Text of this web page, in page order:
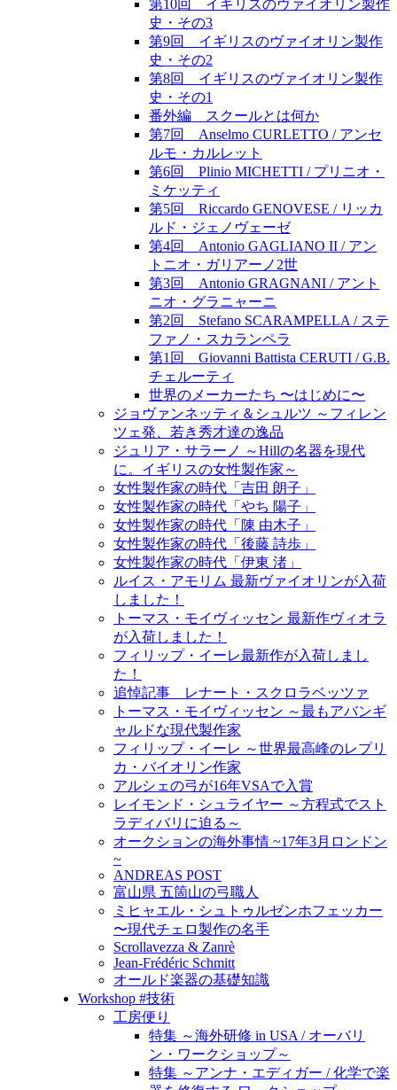
第10回 イギリスのヴァイオリン製作
史・その3
第9回 イギリスのヴァイオリン製作
史・その2
第8回 イギリスのヴァイオリン製作
史・その1
番外編 スクールとは何か
第7回 Anselmo CURLETTO / アンセ
ルモ・カルレット
第6回 Plinio MICHETTI / プリニオ・
ミケッティ
第5回 Riccardo GENOVESE / リッカ
ルド・ジェノヴェーゼ
第4回 Antonio GAGLIANO II / アン
トニオ・ガリアーノ2世
第3回 Antonio GRAGNANI / アント
ニオ・グラニャーニ
第2回 Stefano SCARAMPELLA / ステ
ファノ・スカランペラ
第1回 Giovanni Battista CERUTI / G.B.
チェルーティ
世界のメーカーたち 〜はじめに〜
ジョヴァンネッティ＆シュルツ ～フィレン
ツェ発、若き秀才達の逸品
ジュリア・サラーノ ～Hillの名器を現代
に。イギリスの女性製作家～
女性製作家の時代「吉田 朗子」
女性製作家の時代「やち 陽子」
女性製作家の時代「陳 由木子」
女性製作家の時代「後藤 詩歩」
女性製作家の時代「伊東 渚」
ルイス・アモリム 最新ヴァイオリンが入荷
しました！
トーマス・モイヴィッセン 最新作ヴィオラ
が入荷しました！
フィリップ・イーレ最新作が入荷しまし
た！
追悼記事 レナート・スクロラベッツァ
トーマス・モイヴィッセン ～最もアバンギ
ャルドな現代製作家
フィリップ・イーレ ～世界最高峰のレプリ
カ・バイオリン作家
アルシェの弓が16年VSAで入賞
レイモンド・シュライヤー ～方程式でスト
ラディバリに迫る～
オークションの海外事情 ~17年3月ロンドン
~
ANDREAS POST
富山県 五箇山の弓職人
ミヒャエル・シュトゥルゼンホフェッカー
〜現代チェロ製作の名手
Scrollavezza & Zanrè
Jean-Frédéric Schmitt
オールド楽器の基礎知識
Workshop #技術
工房便り
特集 ～海外研修 in USA / オーバリ
ン・ワークショップ～
特集 ～アンナ・エディガー / 化学で楽